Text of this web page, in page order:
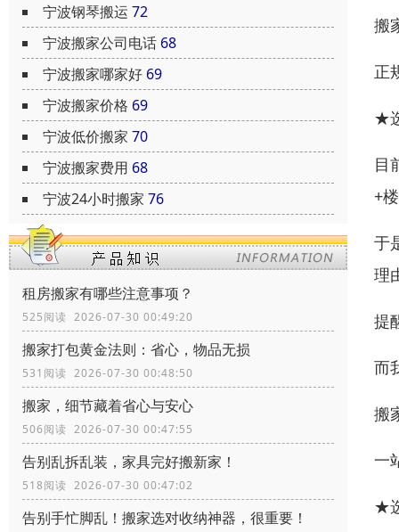
宁波钢琴搬运 72
宁波搬家公司电话 68
宁波搬家哪家好 69
宁波搬家价格 69
宁波低价搬家 70
宁波搬家费用 68
宁波24小时搬家 76
租房搬家有哪些注意事项？
525阅读 2026-07-30 00:49:20
搬家打包黄金法则：省心，物品无损
531阅读 2026-07-30 00:48:50
搬家，细节藏着省心与安心
506阅读 2026-07-30 00:47:55
告别乱拆乱装，家具完好搬新家！
518阅读 2026-07-30 00:47:02
告别手忙脚乱！搬家选对收纳神器，很重要！
搬
正
★
目
+
于
理
提
而
搬
一
★